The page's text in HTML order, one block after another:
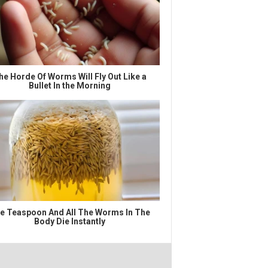
Horde Of Worms Will Fly Out Like a
Bullet In the Morning
Teaspoon And All The Worms In The
Body Die Instantly